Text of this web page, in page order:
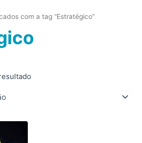
com a tag “Estratégico”